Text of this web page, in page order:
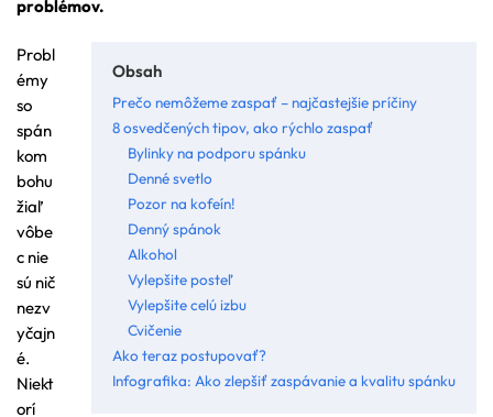
problémov.
Obsah
Prečo nemôžeme zaspať – najčastejšie príčiny
8 osvedčených tipov, ako rýchlo zaspať
Bylinky na podporu spánku
Denné svetlo
Pozor na kofeín!
Denný spánok
Alkohol
Vylepšite posteľ
Vylepšite celú izbu
Cvičenie
Ako teraz postupovať?
Infografika: Ako zlepšiť zaspávanie a kvalitu spánku
Probl
émy
so
spán
kom
bohu
žiaľ
vôbe
c nie
sú nič
nezv
yčajn
é.
Niekt
orí